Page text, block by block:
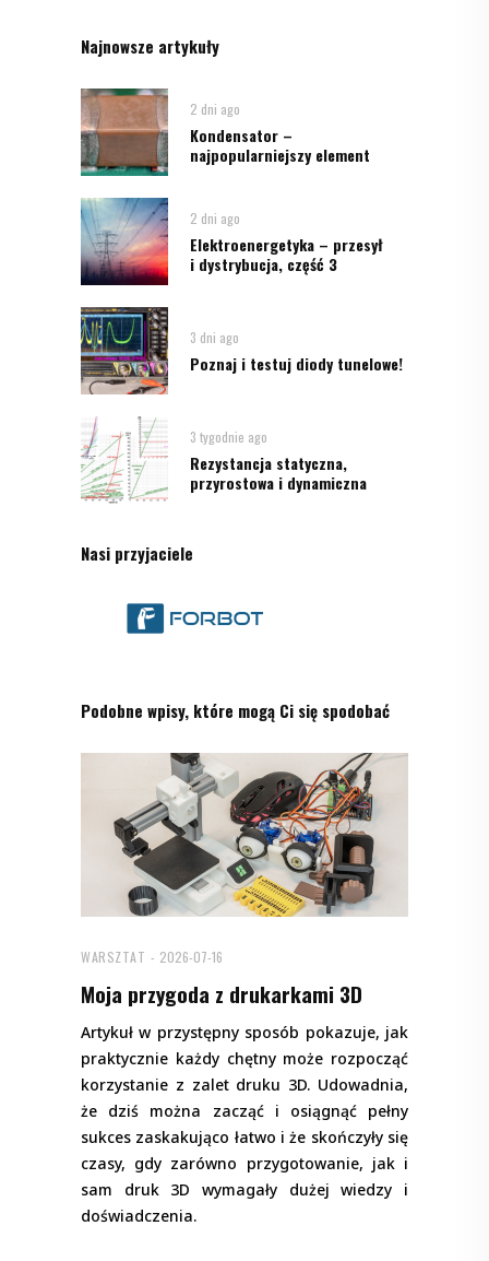
Najnowsze artykuły
2 dni ago
Kondensator –
najpopularniejszy element
2 dni ago
Elektroenergetyka – przesył
i dystrybucja, część 3
3 dni ago
Poznaj i testuj diody tunelowe!
3 tygodnie ago
Rezystancja statyczna,
przyrostowa i dynamiczna
Nasi przyjaciele
Podobne wpisy, które mogą Ci się spodobać
WARSZTAT 2026-07-16
Moja przygoda z drukarkami 3D
Artykuł w przystępny sposób pokazuje, jak
praktycznie każdy chętny może rozpocząć
korzystanie z zalet druku 3D. Udowadnia,
że dziś można zacząć i osiągnąć pełny
sukces zaskakująco łatwo i że skończyły się
czasy, gdy zarówno przygotowanie, jak i
sam druk 3D wymagały dużej wiedzy i
doświadczenia.